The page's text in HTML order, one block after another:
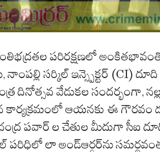
పరిరక్షణలో అంకితభావంతో
నాంపల్లి సర్కిల్ ఇన్స్పెక్టర్ (CI)
దినోత్సవ వేడుకల సందర్భంగా,
ఆయనకు ఈ గౌరవం
పవార్ ల చేతుల మీదుగా సీఐ
పరిధిలో లా అండ్ఆర్డర్‌ను